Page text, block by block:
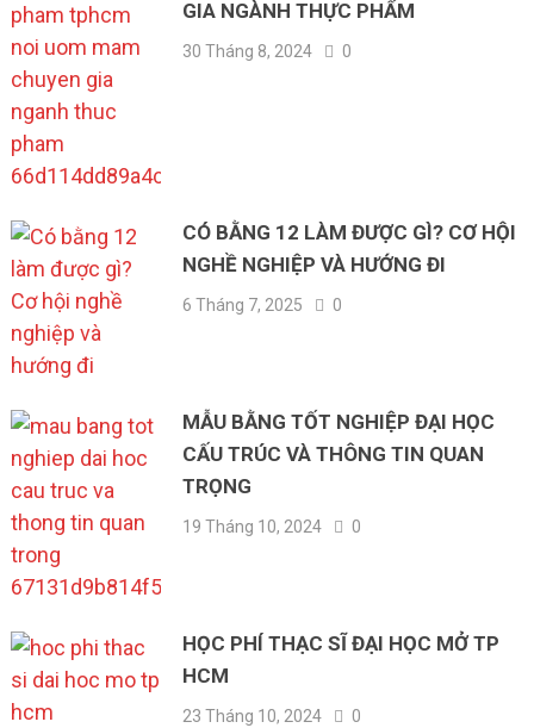
GIA NGÀNH THỰC PHẨM
30 Tháng 8, 2024 0
CÓ BẰNG 12 LÀM ĐƯỢC GÌ? CƠ HỘI
NGHỀ NGHIỆP VÀ HƯỚNG ĐI
6 Tháng 7, 2025 0
MẪU BẰNG TỐT NGHIỆP ĐẠI HỌC
CẤU TRÚC VÀ THÔNG TIN QUAN
TRỌNG
19 Tháng 10, 2024 0
HỌC PHÍ THẠC SĨ ĐẠI HỌC MỞ TP
HCM
23 Tháng 10, 2024 0